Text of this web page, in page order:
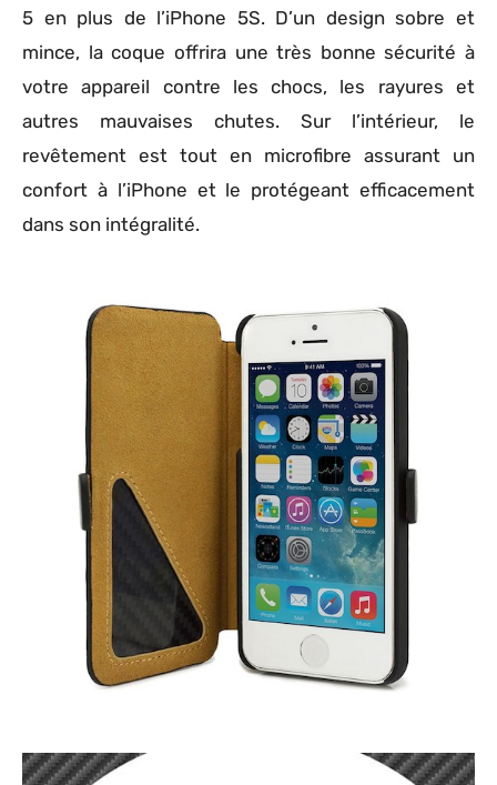
5 en plus de l’iPhone 5S. D’un design sobre et
mince, la coque offrira une très bonne sécurité à
votre appareil contre les chocs, les rayures et
autres mauvaises chutes. Sur l’intérieur, le
revêtement est tout en microfibre assurant un
confort à l’iPhone et le protégeant efficacement
dans son intégralité.